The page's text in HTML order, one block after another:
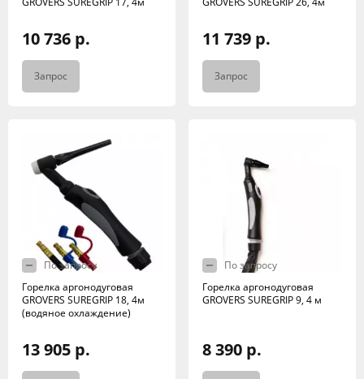
10 736 р.
Запрос
11 739 р.
Запрос
По запросу
Горелка аргонодуговая
GROVERS SUREGRIP 18, 4м
(водяное охлаждение)
13 905 р.
По запросу
Горелка аргонодуговая
GROVERS SUREGRIP 9, 4 м
8 390 р.